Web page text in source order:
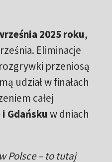
2025 roku,
Eliminacje
przeniosą
udział w finałach
całej
Gdańskuw dniach
Polsce – to tutaj